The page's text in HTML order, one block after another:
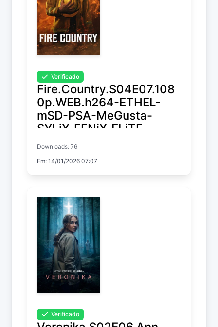
Verificado
Fire.Country.S04E07.108
0p.WEB.h264-ETHEL-
mSD-PSA-MeGusta-
SYLiX-FENiX-ELiTE-
FLUX-NTb-STC-DiRT-
Downloads: 76
Em: 14/01/2026 07:07
Verificado